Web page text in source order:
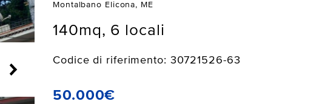
Montalbano Elicona, ME
140mq, 6 locali
Codice di riferimento: 30721526-63
50.000€